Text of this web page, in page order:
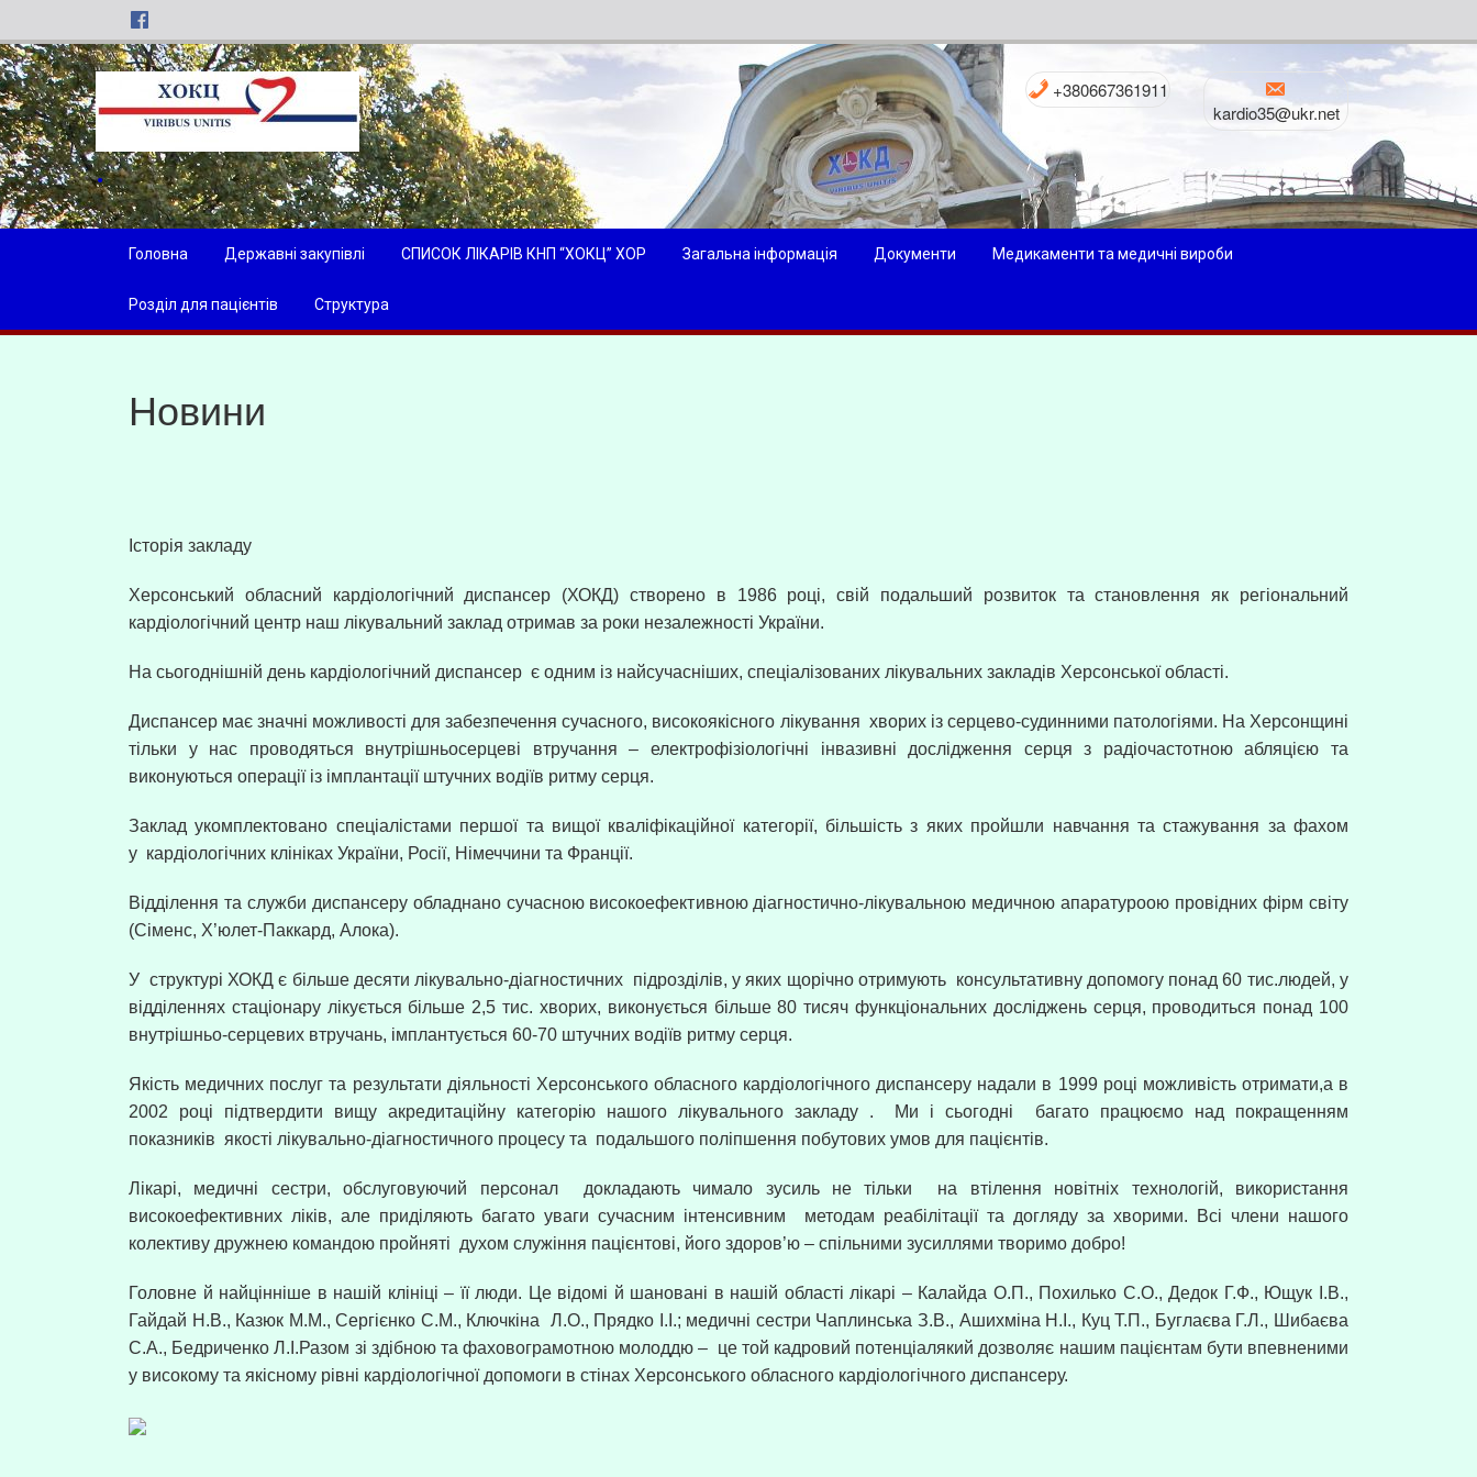
+380667361911
kardio35@ukr.net
Головна Державні закупівлі СПИСОК ЛІКАРІВ КНП “ХОКЦ” ХОР Загальна інформація Документи Медикаменти та медичні вироби
Розділ для пацієнтів Структура
Новини
Історія закладу
Херсонський обласний кардіологічний диспансер (ХОКД) створено в 1986 році, свій подальший розвиток та становлення як регіональний
кардіологічний центр наш лікувальний заклад отримав за роки незалежності України.
На сьогоднішній день кардіологічний диспансер є одним із найсучасніших, спеціалізованих лікувальних закладів Херсонської області.
Диспансер має значні можливості для забезпечення сучасного, високоякісного лікування хворих із серцево-судинними патологіями. На Херсонщині
тільки у нас проводяться внутрішньосерцеві втручання – електрофізіологічні інвазивні дослідження серця з радіочастотною абляцією та
виконуються операції із імплантації штучних водіїв ритму серця.
Заклад укомплектовано спеціалістами першої та вищої кваліфікаційної категорії, більшість з яких пройшли навчання та стажування за фахом
у кардіологічних клініках України, Росії, Німеччини та Франції.
Відділення та служби диспансеру обладнано сучасною високоефективною діагностично-лікувальною медичною апаратуроою провідних фірм світу
(Сіменс, Х’юлет-Паккард, Алока).
У структурі ХОКД є більше десяти лікувально-діагностичних підрозділів, у яких щорічно отримують консультативну допомогу понад 60 тис.людей, у
відділеннях стаціонару лікується більше 2,5 тис. хворих, виконується більше 80 тисяч функціональних досліджень серця, проводиться понад 100
внутрішньо-серцевих втручань, імплантується 60-70 штучних водіїв ритму серця.
Якість медичних послуг та результати діяльності Херсонського обласного кардіологічного диспансеру надали в 1999 році можливість отримати,а в
2002 році підтвердити вищу акредитаційну категорію нашого лікувального закладу .
Ми і сьогодні
багато працюємо над покращенням
показників якості лікувально-діагностичного процесу та подальшого поліпшення побутових умов для пацієнтів.
Лікарі, медичні сестри, обслуговуючий персонал докладають чимало зусиль не тільки
на втілення новітніх технологій, використання
високоефективних ліків, але приділяють багато уваги сучасним інтенсивним
методам реабілітації та догляду за хворими. Всі члени нашого
колективу дружнею командою пройняті духом служіння пацієнтові, його здоров’ю – спільними зусиллями творимо добро!
Головне й найцінніше в нашій клініці – її люди. Це відомі й шановані в нашій області лікарі – Калайда О.П., Похилько С.О., Дедок Г.Ф., Ющук І.В.,
Гайдай Н.В., Казюк М.М., Сергієнко С.М., Ключкіна
Л.О., Прядко І.І.; медичні сестри Чаплинська З.В., Ашихміна Н.І., Куц Т.П., Буглаєва Г.Л., Шибаєва
С.А., Бедриченко Л.І.Разом зі здібною та фаховограмотною молоддю – це той кадровий потенціалякий дозволяє нашим пацієнтам бути впевненими
у високому та якісному рівні кардіологічної допомоги в стінах Херсонського обласного кардіологічного диспансеру.